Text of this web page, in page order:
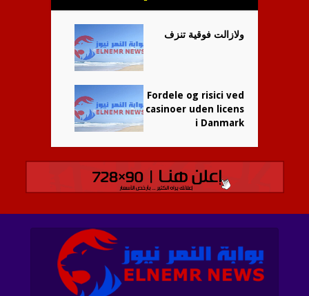
ولازالت فوقية تنزف
Fordele og risici ved
casinoer uden licens
i Danmark